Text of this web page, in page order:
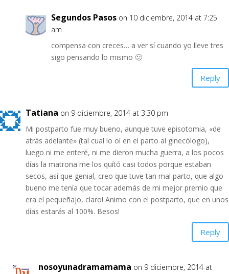
Segundos Pasos on 10 diciembre, 2014 at 7:25
am
compensa con creces… a ver sí cuando yo lleve tres
sigo pensando lo mismo 🙂
Reply
Tatiana on 9 diciembre, 2014 at 3:30 pm
Mi postparto fue muy bueno, aunque tuve episotomia, «de
atrás adelante» (tal cual lo oí en el parto al ginecólogo),
luego ni me enteré, ni me dieron mucha guerra, a los pocos
días la matrona me los quító casi todos porque estaban
secos, así que genial, creo que tuve tan mal parto, que algo
bueno me tenía que tocar además de mi mejor premio que
era el pequeñajo, claro! Animo con el postparto, que en unos
días estarás al 100%. Besos!
Reply
nosoyunadramamama on 9 diciembre, 2014 at